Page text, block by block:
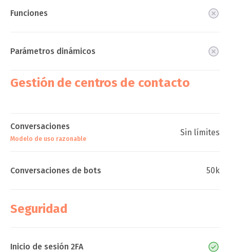
Funciones
Parámetros dinámicos
Gestión de centros de contacto
Conversaciones
Modelo de uso razonable
Sin límites
Conversaciones de bots 50k
Seguridad
Inicio de sesión 2FA